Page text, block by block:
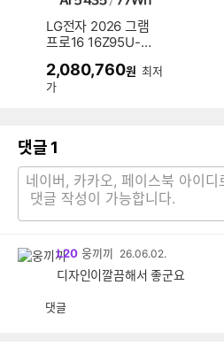
LG전자 2026 그램
프로16 16Z95U-G
B)
2,080,760원 최저
가
댓글 1
L20 웅끼끼 26.06.02.
디자인이깔끔해서 좋군요
댓글